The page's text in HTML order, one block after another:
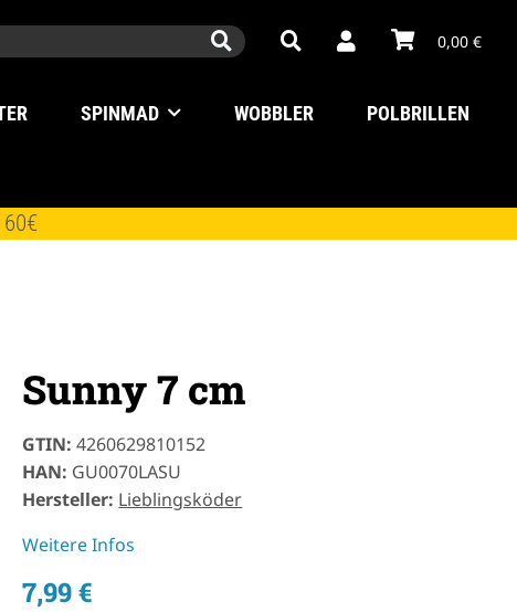
0,00 €
SPINMAD WOBBLER POLBRILLEN
60€
Sunny 7 cm
GTIN: 4260629810152
HAN: GU0070LASU
Hersteller: Lieblingsköder
Weitere Infos
7,99 €